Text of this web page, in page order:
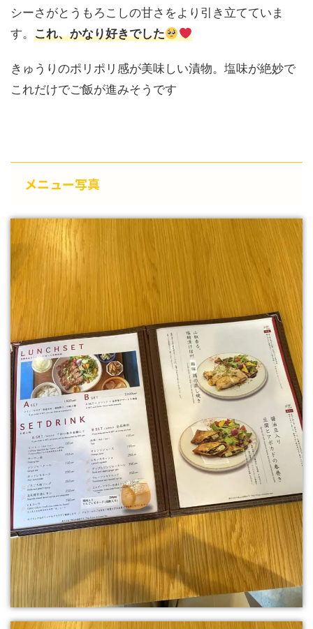
シーさがとうもろこしの甘さをより引き立てていま
す。 これ、かなり好きでした
きゅうりのポリポリ感が美味しい漬物。塩味が絶妙で
これだけでご飯が進みそうです
メニュー写真